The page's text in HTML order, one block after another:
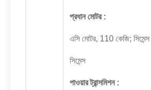
প্রধান মোটর :
এসি মোটর, 110 কেজি;
সিমেন্স
পাওয়ার ট্রান্সমিশন :